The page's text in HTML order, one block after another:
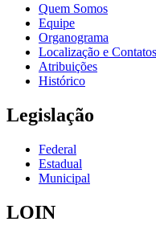
Quem Somos
Equipe
Organograma
Localização e Contatos
Atribuições
Histórico
Legislação
Federal
Estadual
Municipal
LOIN